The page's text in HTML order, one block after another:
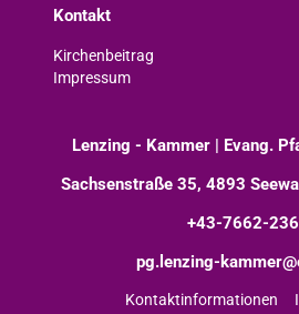
Kontakt
Kirchenbeitrag
Impressum
Lenzing - Kammer | Evang.
Sachsenstraße 35, 4893
+43-7662-
pg.lenzing-
Kontaktinformationen